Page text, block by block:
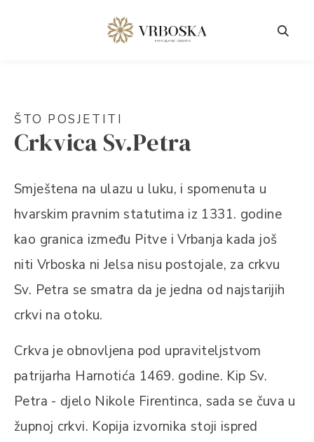
ŠTO POSJETITI
Crkvica Sv.Petra
Smještena na ulazu u luku, i spomenuta u
hvarskim pravnim statutima iz 1331. godine
kao granica između Pitve i Vrbanja kada još
niti Vrboska ni Jelsa nisu postojale, za crkvu
Sv. Petra se smatra da je jedna od najstarijih
crkvi na otoku.
Crkva je obnovljena pod upraviteljstvom
patrijarha Harnotića 1469. godine. Kip Sv.
Petra - djelo Nikole Firentinca, sada se čuva u
župnoj crkvi. Kopija izvornika stoji ispred